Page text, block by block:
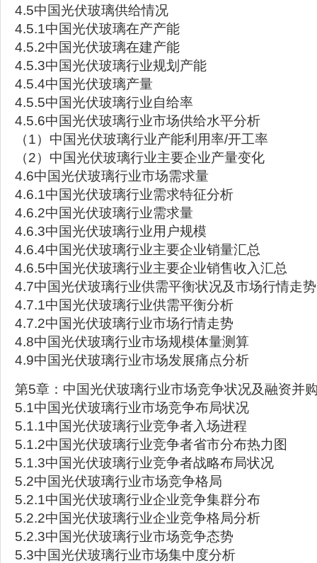
4.5中国光伏玻璃供给情况
4.5.1中国光伏玻璃在产产能
4.5.2中国光伏玻璃在建产能
4.5.3中国光伏玻璃行业规划产能
4.5.4中国光伏玻璃产量
4.5.5中国光伏玻璃行业自给率
4.5.6中国光伏玻璃行业市场供给水平分析
（1）中国光伏玻璃行业产能利用率/开工率
（2）中国光伏玻璃行业主要企业产量变化
4.6中国光伏玻璃行业市场需求量
4.6.1中国光伏玻璃行业需求特征分析
4.6.2中国光伏玻璃行业需求量
4.6.3中国光伏玻璃行业用户规模
4.6.4中国光伏玻璃行业主要企业销量汇总
4.6.5中国光伏玻璃行业主要企业销售收入汇总
4.7中国光伏玻璃行业供需平衡状况及市场行情走势
4.7.1中国光伏玻璃行业供需平衡分析
4.7.2中国光伏玻璃行业市场行情走势
4.8中国光伏玻璃行业市场规模体量测算
4.9中国光伏玻璃行业市场发展痛点分析
第5章：中国光伏玻璃行业市场竞争状况及融资并
5.1中国光伏玻璃行业市场竞争布局状况
5.1.1中国光伏玻璃行业竞争者入场进程
5.1.2中国光伏玻璃行业竞争者省市分布热力图
5.1.3中国光伏玻璃行业竞争者战略布局状况
5.2中国光伏玻璃行业市场竞争格局
5.2.1中国光伏玻璃行业企业竞争集群分布
5.2.2中国光伏玻璃行业企业竞争格局分析
5.2.3中国光伏玻璃行业市场竞争态势
5.3中国光伏玻璃行业市场集中度分析